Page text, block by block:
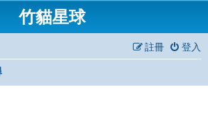
竹貓星球
登入
註冊